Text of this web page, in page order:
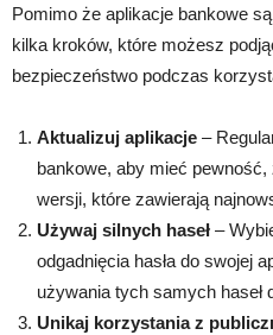
Pomimo że aplikacje bankowe
kilka kroków, które możesz
bezpieczeństwo podczas
Aktualizuj aplikacje –
bankowe, aby mieć
wersji, które zawierają
Używaj silnych haseł –
odgadnięcia hasła do swojej
używania tych samych haseł
Unikaj korzystania z